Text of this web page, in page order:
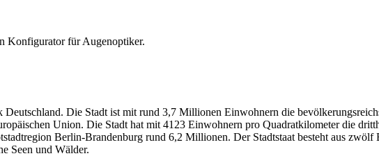
Konfigurator fürAugenoptiker.
Die Stadt ist mit rund 3,7 Millionen Einwohnern die
Union. Die Stadt hat mit 4123 Einwohnern pro Quadratkilometer die
Berlin-Brandenburg rund 6,2 Millionen. Der Stadtstaat besteht aus zwölf
Seen und Wälder.